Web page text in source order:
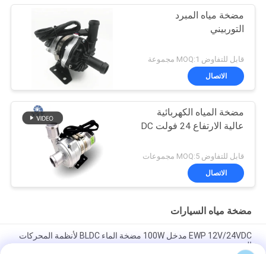
مضخة مياه المبرد
التوربيني
قابل للتفاوض MOQ:1 مجموعة
الاتصال
مضخة المياه الكهربائية
عالية الارتفاع 24 فولت DC
قابل للتفاوض MOQ:5 مجموعات
الاتصال
مضخة مياه السيارات
EWP 12V/24VDC مدخل 100W مضخة الماء BLDC لأنظمة المحركات
الهجينة.